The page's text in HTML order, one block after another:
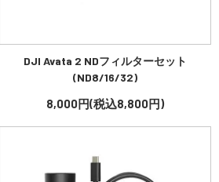
DJI Avata 2 NDフィルターセット
(ND8/16/32)
8,000円(税込8,800円)